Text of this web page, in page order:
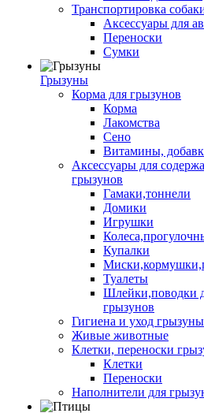
Транспортировка
Аксессуары для
Переноски
Сумки
Грызуны
Корма для грызунов
Корма
Лакомства
Сено
Витамины,
Аксессуары для
грызунов
Гамаки,тоннели
Домики
Игрушки
Купалки
Туалеты
Шлейки,поводки
грызунов
Гигиена и уход грызуны
Живые животные
Клетки, переноски
Клетки
Переноски
Наполнители для